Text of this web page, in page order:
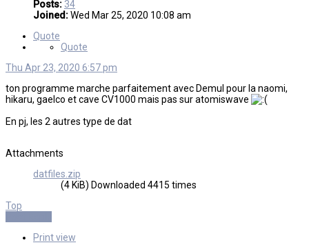
Posts: 34
Joined:Wed Mar 25, 2020 10:08 am
Quote
Quote
Thu Apr 23, 2020 6:57 pm
ton programme marche parfaitement avec Demul pour la naomi,
hikaru, gaelco et cave CV1000 mais pas sur atomiswave
En pj, les 2 autres type de dat
Attachments
datfiles.zip
(4 KiB) Downloaded 4415 times
Top
Print view